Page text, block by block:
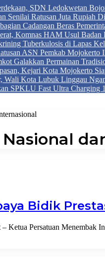
SDN Ledokwetan
Senilai Ratusan Juta Rupiah
Cadangan Beras
Komnas HAM Usul Badan
Tuberkulosis di Lapas
ASN Pemkab Mojokerto
Galakkan Permainan
Kejari Kota Mojokerto
Wali Kota Lubuk Linggau
SPKLU Fast Ultra Charging
Bidik
Ketua Persatuan Menembak